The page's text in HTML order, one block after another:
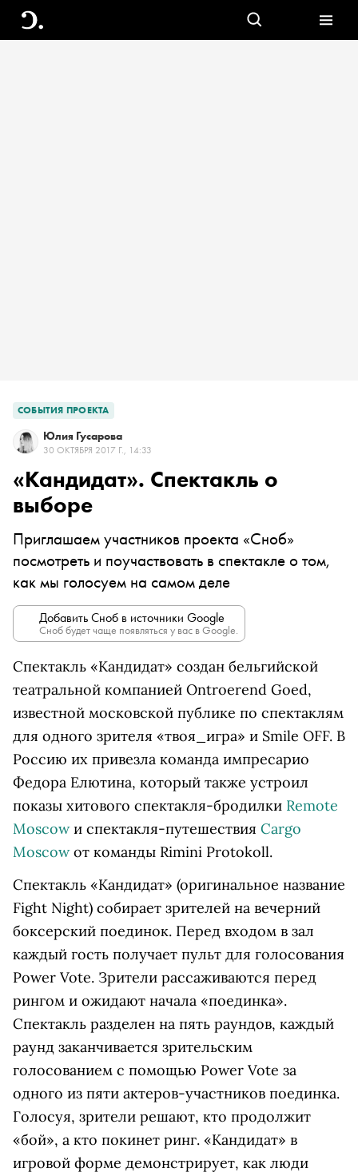
СОБЫТИЯ ПРОЕКТА
Юлия Гусарова
30 ОКТЯБРЯ 2017 Г., 14:33
«Кандидат». Спектакль о
выборе
Приглашаем участников проекта «Сноб»
посмотреть и поучаствовать в спектакле о том,
как мы голосуем на самом деле
Добавить Сноб в источники Google
Сноб будет чаще появляться у вас в Google.
Спектакль «Кандидат» создан бельгийской
театральной компанией Ontroerend Goed,
известной московской публике по спектаклям
для одного зрителя «твоя_игра» и Smile OFF. В
Россию их привезла команда импресарио
Федора Елютина, который также устроил
показы хитового спектакля-бродилки Remote
Moscowи спектакля-путешествия Cargo
Moscowот команды Rimini Protokoll.
Спектакль «Кандидат» (оригинальное название
Fight Night) собирает зрителей на вечерний
боксерский поединок. Перед входом в зал
каждый гость получает пульт для голосования
Power Vote. Зрители рассаживаются перед
рингом и ожидают начала «поединка».
Спектакль разделен на пять раундов, каждый
раунд заканчивается зрительским
голосованием с помощью Power Vote за
одного из пяти актеров-участников поединка.
Голосуя, зрители решают, кто продолжит
«бой», а кто покинет ринг. «Кандидат» в
игровой форме демонстрирует, как люди